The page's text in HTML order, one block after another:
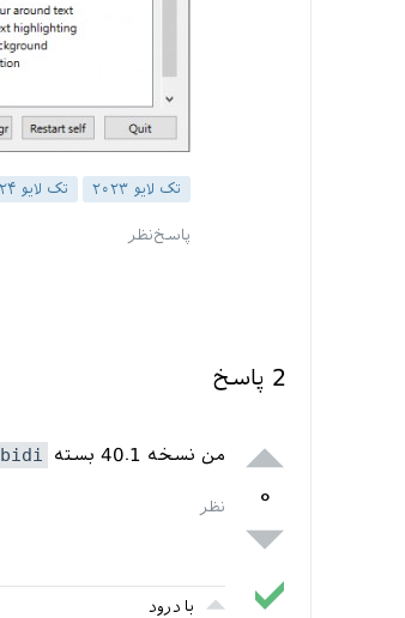
تک لایو ۲۰۲۳ تک لایو ۲۰۲۴
2 پاسخ
۰
من نسخه 40.1 بسته bidi
با درود